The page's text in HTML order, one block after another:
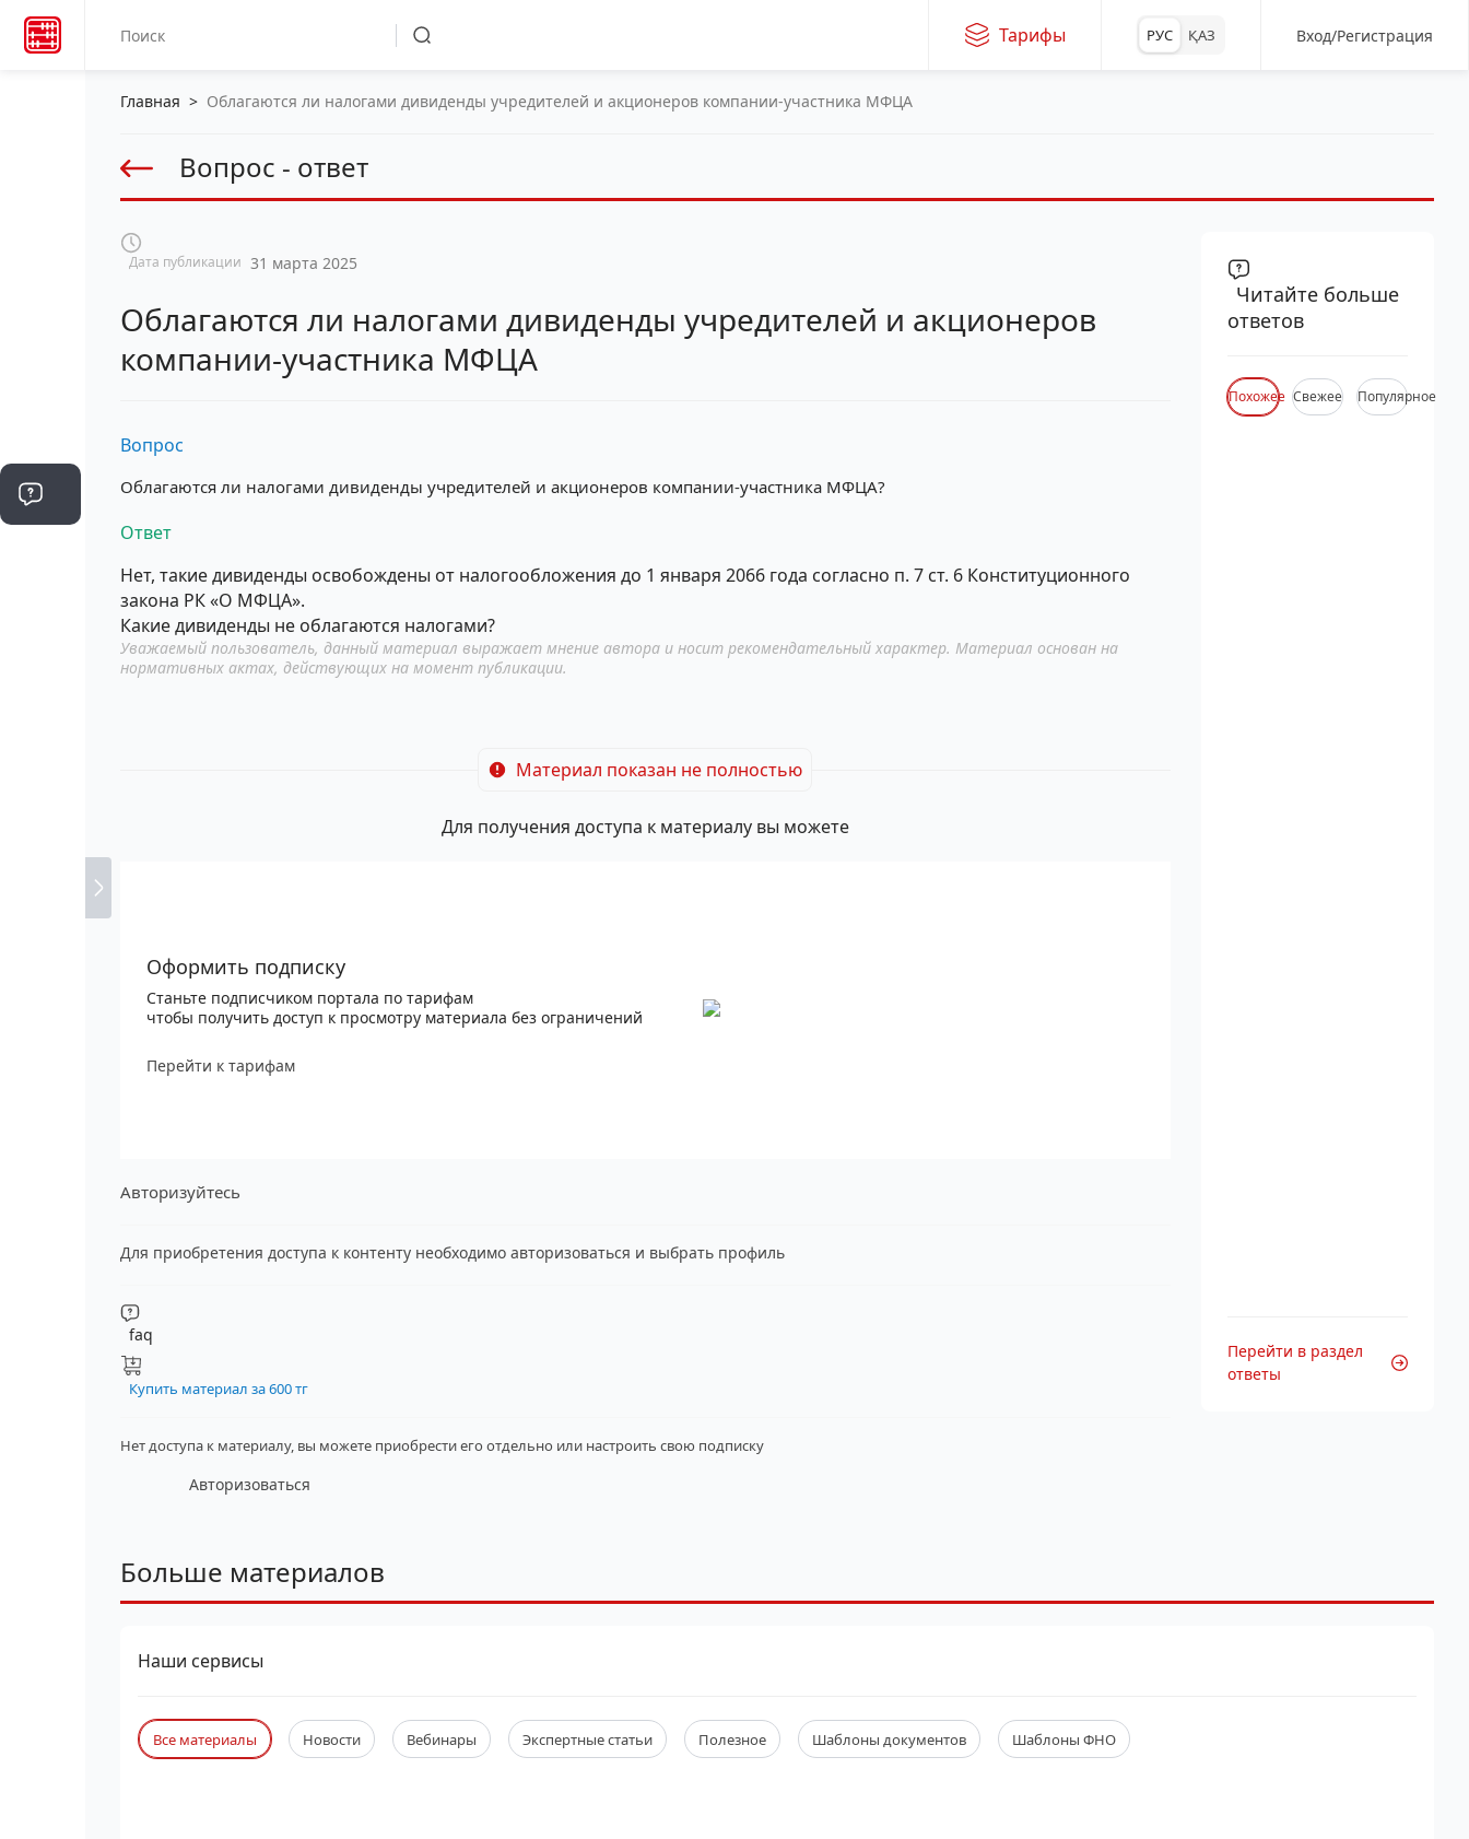
Тарифы РУС ҚАЗ Вход/Регистрация
Главная > Облагаются ли налогами дивиденды учредителей и акционеров компании-участника МФЦА
Вопрос - ответ
Дата публикации 31 марта 2025
Облагаются ли налогами дивиденды учредителей и акционеров
компании-участника МФЦА
Вопрос
Облагаются ли налогами дивиденды учредителей и акционеров компании-участника МФЦА?
Ответ
Нет, такие дивиденды освобождены от налогообложения до 1 января 2066 года согласно п. 7 ст. 6 Конституционного
закона РК «О МФЦА».
Какие дивиденды не облагаются налогами?
Уважаемый пользователь, данный материал выражает мнение автора и носит рекомендательный характер. Материал основан на
нормативных актах, действующих на момент публикации.
Материал показан не полностью
Для получения доступа к материалу вы можете
Оформить подписку
Станьте подписчиком портала по тарифам
чтобы получить доступ к просмотру материала без ограничений
Перейти к тарифам
Авторизуйтесь
Для приобретения доступа к контенту необходимо авторизоваться и выбрать профиль
faq
Купить материал за 600 тг
Нет доступа к материалу, вы можете приобрести его отдельно или настроить свою подписку
Авторизоваться
Читайте больше
ответов
Похожее Свежее Популярное
Перейти в раздел
ответы
Больше материалов
Наши сервисы
Все материалы Новости Вебинары Экспертные статьи Полезное Шаблоны документов Шаблоны ФНО